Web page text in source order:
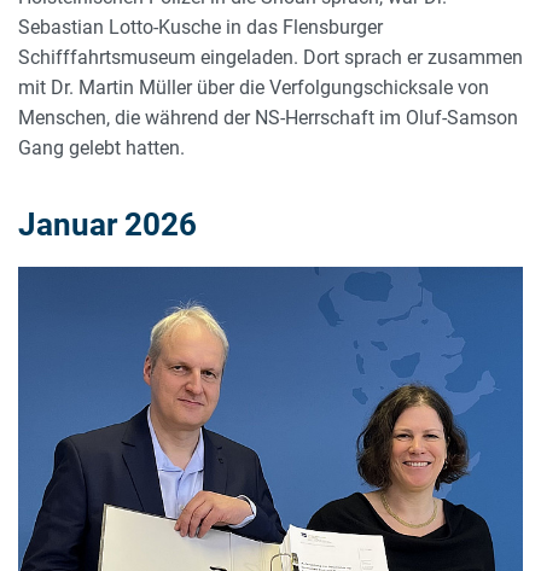
Sebastian Lotto-Kusche in das Flensburger
Schifffahrtsmuseum eingeladen. Dort sprach er zusammen
mit Dr. Martin Müller über die Verfolgungschicksale von
Menschen, die während der NS-Herrschaft im Oluf-Samson
Gang gelebt hatten.
Januar 2026